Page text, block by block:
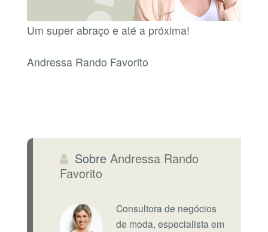
Um super abraço e até a próxima!
Andressa Rando Favorito
Sobre Andressa Rando
Favorito
Consultora de negócios
de moda, especialista em